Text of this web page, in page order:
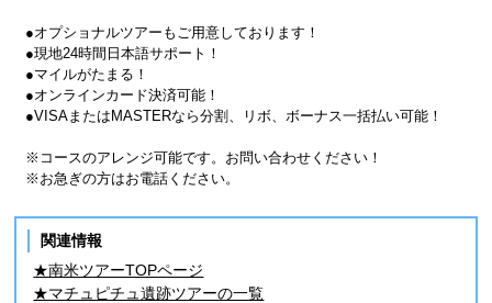
●オプショナルツアーもご用意しております！
●現地24時間日本語サポート！
●マイルがたまる！
●オンラインカード決済可能！
●VISAまたはMASTERなら分割、リボ、ボーナス一括払い可能！
※コースのアレンジ可能です。お問い合わせください！
※お急ぎの方はお電話ください。
関連情報
★南米ツアーTOPページ
★マチュピチュ遺跡ツアーの一覧